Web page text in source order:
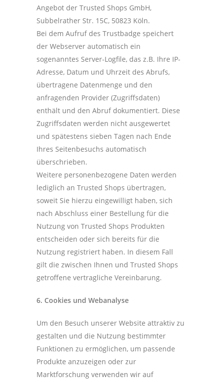
Angebot der Trusted Shops GmbH,
Subbelrather Str. 15C, 50823 Köln.
Bei dem Aufruf des Trustbadge speichert
der Webserver automatisch ein
sogenanntes Server-Logfile, das z.B. Ihre IP-
Adresse, Datum und Uhrzeit des Abrufs,
übertragene Datenmenge und den
anfragenden Provider (Zugriffsdaten)
enthält und den Abruf dokumentiert. Diese
Zugriffsdaten werden nicht ausgewertet
und spätestens sieben Tagen nach Ende
Ihres Seitenbesuchs automatisch
überschrieben.
Weitere personenbezogene Daten werden
lediglich an Trusted Shops übertragen,
soweit Sie hierzu eingewilligt haben, sich
nach Abschluss einer Bestellung für die
Nutzung von Trusted Shops Produkten
entscheiden oder sich bereits für die
Nutzung registriert haben. In diesem Fall
gilt die zwischen Ihnen und Trusted Shops
getroffene vertragliche Vereinbarung.
6. Cookies und Webanalyse
Um den Besuch unserer Website attraktiv zu
gestalten und die Nutzung bestimmter
Funktionen zu ermöglichen, um passende
Produkte anzuzeigen oder zur
Marktforschung verwenden wir auf